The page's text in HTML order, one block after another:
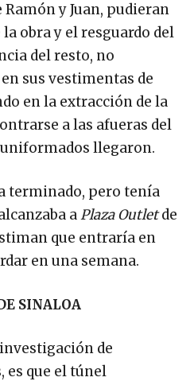
y Juan, pudieran
obra y el resguardo del
del resto, no
sus vestimentas de
en la extracción de la
a las afueras del
llegaron.
terminado, pero tenía
aPlaza Outletde
que entraría en
en una semana.
SINALOA
de
es que el túnel